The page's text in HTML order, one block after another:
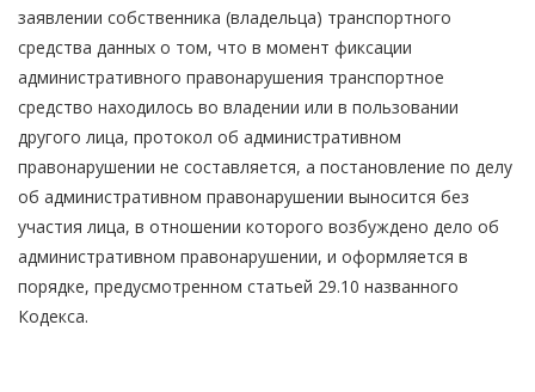
заявлении собственника (владельца) транспортного
средства данных о том, что в момент фиксации
административного правонарушения транспортное
средство находилось во владении или в пользовании
другого лица, протокол об административном
правонарушении не составляется, а постановление по делу
об административном правонарушении выносится без
участия лица, в отношении которого возбуждено дело об
административном правонарушении, и оформляется в
порядке, предусмотренном статьей 29.10 названного
Кодекса.